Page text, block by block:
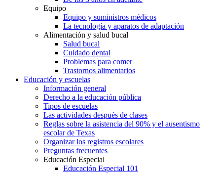
Equipo
Equipo y suministros médicos
La tecnología y aparatos de adaptación
Alimentación y salud bucal
Salud bucal
Cuidado dental
Problemas para comer
Trastornos alimentarios
Educación y escuelas
Información general
Derecho a la educación pública
Tipos de escuelas
Las actividades después de clases
Reglas sobre la asistencia del 90% y el ausentismo
escolar de Texas
Organizar los registros escolares
Preguntas frecuentes
Educación Especial
Educación Especial 101